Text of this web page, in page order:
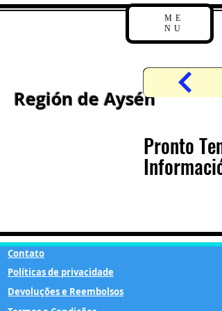
ME
NU
Región de Aysén
Pronto
Devoluções e Reembolsos
Políticas de privacidade
Contato